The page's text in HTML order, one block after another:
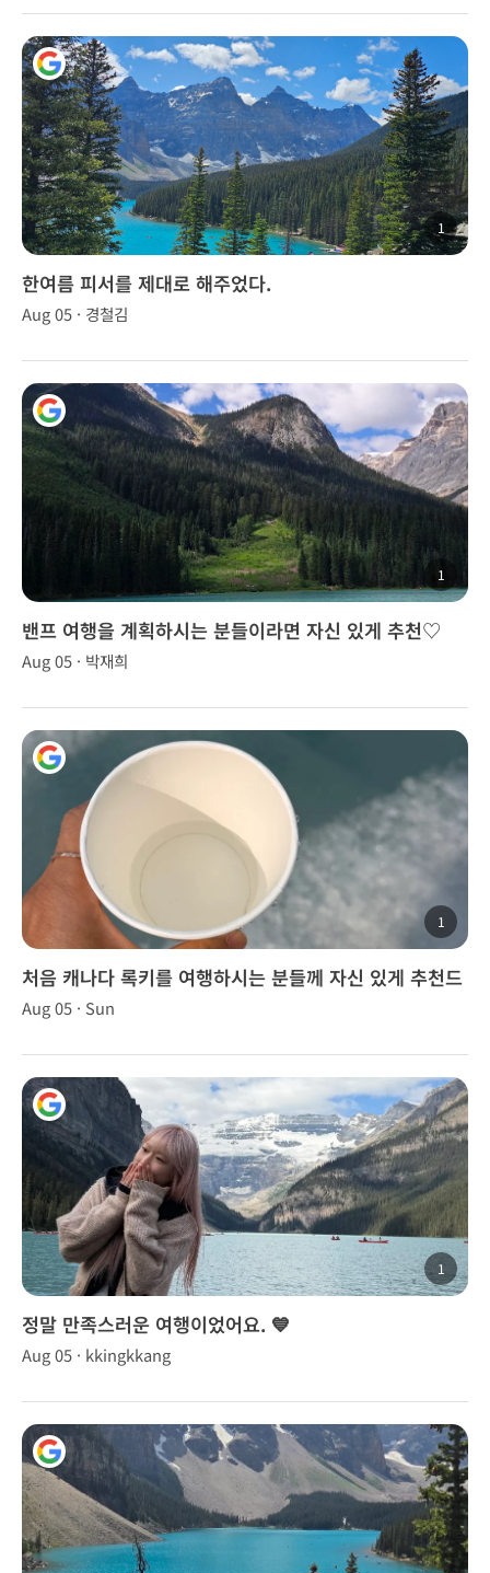
1
한여름 피서를 제대로 해주었다.
Aug 05 · 경철김
1
밴프 여행을 계획하시는 분들이라면 자신 있게 추천♡
Aug 05 · 박재희
1
처음 캐나다 록키를 여행하시는 분들께 자신 있게 추천드
립니다.
Aug 05 · Sun
1
정말 만족스러운 여행이었어요. 💙
Aug 05 · kkingkkang